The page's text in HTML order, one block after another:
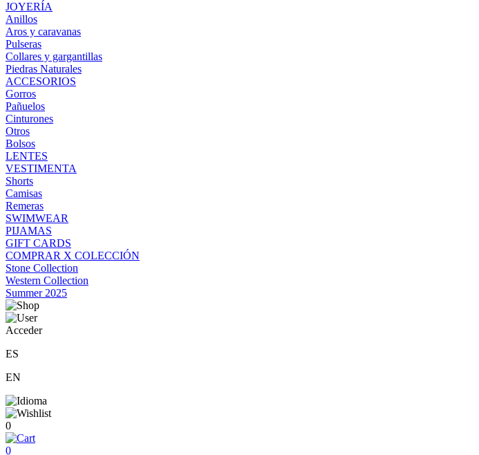
JOYERÍA
Anillos
Aros y caravanas
Pulseras
Collares y gargantillas
Piedras Naturales
ACCESORIOS
Gorros
Pañuelos
Cinturones
Otros
Bolsos
LENTES
VESTIMENTA
Shorts
Camisas
Remeras
SWIMWEAR
PIJAMAS
GIFT CARDS
COMPRAR X COLECCIÓN
Stone Collection
Western Collection
Summer 2025
Acceder
ES
EN
0
0